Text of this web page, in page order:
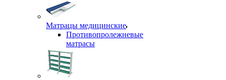
Матрацы медицинские
Противопролежневые
матрасы